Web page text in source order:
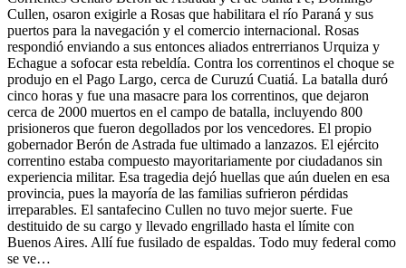
Cullen, osaron exigirle a Rosas que habilitara el río Paraná y sus
puertos para la navegación y el comercio internacional. Rosas
respondió enviando a sus entonces aliados entrerrianos Urquiza y
Echague a sofocar esta rebeldía. Contra los correntinos el choque se
produjo en el Pago Largo, cerca de Curuzú Cuatiá. La batalla duró
cinco horas y fue una masacre para los correntinos, que dejaron
cerca de 2000 muertos en el campo de batalla, incluyendo 800
prisioneros que fueron degollados por los vencedores. El propio
gobernador Berón de Astrada fue ultimado a lanzazos. El ejército
correntino estaba compuesto mayoritariamente por ciudadanos sin
experiencia militar. Esa tragedia dejó huellas que aún duelen en esa
provincia, pues la mayoría de las familias sufrieron pérdidas
irreparables. El santafecino Cullen no tuvo mejor suerte. Fue
destituido de su cargo y llevado engrillado hasta el límite con
Buenos Aires. Allí fue fusilado de espaldas. Todo muy federal como
se ve…